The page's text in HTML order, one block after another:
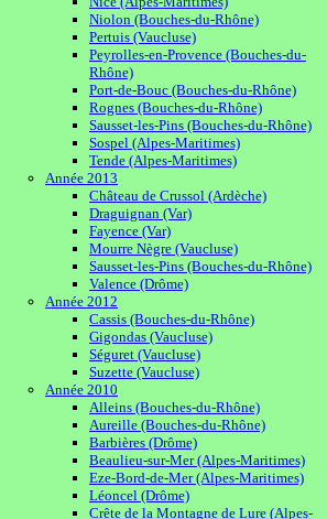
Niolon (Bouches-du-Rhône)
Pertuis (Vaucluse)
Peyrolles-en-Provence (Bouches-du-
Rhône)
Port-de-Bouc (Bouches-du-Rhône)
Rognes (Bouches-du-Rhône)
Sausset-les-Pins (Bouches-du-Rhône)
Sospel (Alpes-Maritimes)
Tende (Alpes-Maritimes)
Année 2013
Château de Crussol (Ardèche)
Draguignan (Var)
Fayence (Var)
Mourre Nègre (Vaucluse)
Sausset-les-Pins (Bouches-du-Rhône)
Valence (Drôme)
Année 2012
Cassis (Bouches-du-Rhône)
Gigondas (Vaucluse)
Séguret (Vaucluse)
Suzette (Vaucluse)
Année 2010
Alleins (Bouches-du-Rhône)
Aureille (Bouches-du-Rhône)
Barbières (Drôme)
Beaulieu-sur-Mer (Alpes-Maritimes)
Eze-Bord-de-Mer (Alpes-Maritimes)
Léoncel (Drôme)
Crête de la Montagne de Lure (Alpes-